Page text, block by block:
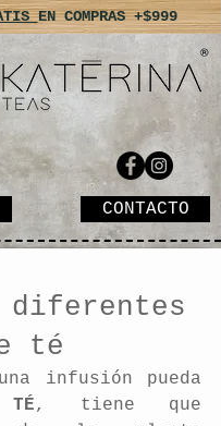
EN COMPRAS +$999
CONTACTO
diferentes
té
infusión pueda
TÉ, tiene que